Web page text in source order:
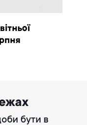
бути в